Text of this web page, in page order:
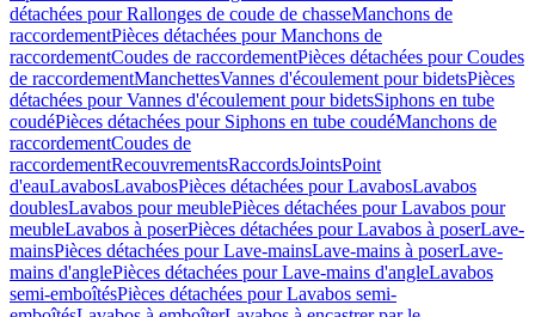
détachées pour Rallonges de coude de chasseManchons de
raccordementPièces détachées pour Manchons de
raccordementCoudes de raccordementPièces détachées pour Coudes
de raccordementManchettesVannes d'écoulement pour bidetsPièces
détachées pour Vannes d'écoulement pour bidetsSiphons en tube
coudéPièces détachées pour Siphons en tube coudéManchons de
raccordementCoudes de
raccordementRecouvrementsRaccordsJointsPoint
d'eauLavabosLavabosPièces détachées pour LavabosLavabos
doublesLavabos pour meublePièces détachées pour Lavabos pour
meubleLavabos à poserPièces détachées pour Lavabos à poserLave-
mainsPièces détachées pour Lave-mainsLave-mains à poserLave-
mains d'anglePièces détachées pour Lave-mains d'angleLavabos
semi-emboîtésPièces détachées pour Lavabos semi-